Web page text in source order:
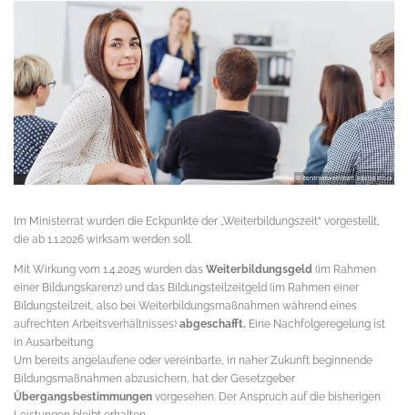
Im Ministerrat wurden die Eckpunkte der „Weiterbildungszeit“ vorgestellt,
die ab 1.1.2026 wirksam werden soll.
Mit Wirkung vom 1.4.2025 wurden das Weiterbildungsgeld (im Rahmen
einer Bildungskarenz) und das Bildungsteilzeitgeld (im Rahmen einer
Bildungsteilzeit, also bei Weiterbildungsmaßnahmen während eines
aufrechten Arbeitsverhältnisses) abgeschafft. Eine Nachfolgeregelung ist
in Ausarbeitung.
Um bereits angelaufene oder vereinbarte, in naher Zukunft beginnende
Bildungsmaßnahmen abzusichern, hat der Gesetzgeber
Übergangsbestimmungen vorgesehen. Der Anspruch auf die bisherigen